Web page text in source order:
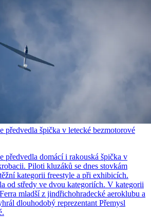
předvedla špička v letecké bezmotorové
předvedla domácí i rakouská špička v
Piloti kluzáků se dnes stovkám
kategorii freestyle a při exhibicích.
od středy ve dvou kategoriích. V kategorii
mladší z jindřichohradecké aeroklubu a
dlouhodobý reprezentant Přemysl